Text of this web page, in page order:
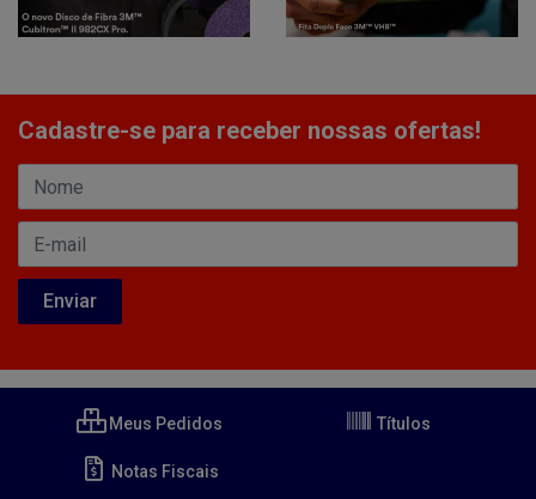
Cadastre-se para receber nossas ofertas!
Meus Pedidos Títulos
Notas Fiscais